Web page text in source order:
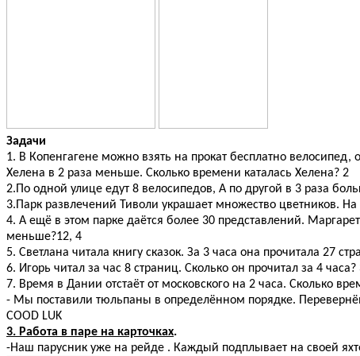
Задачи
1. В Копенгагене можно взять на прокат бесплатно
Хелена в 2 раза меньше. Сколько времени каталась Хелена? 2
2.По одной улице едут 8 велосипедов, А по другой в 3 раза
3.Парк развлечений Тиволи украшает множество цветников.
4. А ещё в этом парке даётся более 30 представлений.
меньше?12, 4
5. Светлана читала книгу сказок. За 3 часа она прочитала 27
6. Игорь читал за час 8 страниц. Сколько он прочитал за 4 часа?
7. Время в Дании отстаёт от московского на 2 часа. Сколько
- Мы поставили тюльпаны в определённом порядке.
COOD LUK
3. Работа в паре на карточках.
-Наш парусник уже на рейде . Каждый подплывает на своей